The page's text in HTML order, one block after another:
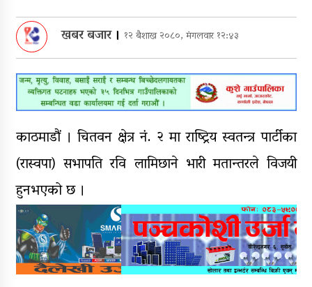
‘नागढुंगा-सिस्नेखोला सुरुङमार्ग’
सञ्चालनमा, शुल्कदर यस्तो छ…
पुन: एमाले-नेकपा सहकार्यमा, प्रदेशको
भागबण्डा यस्तो छ…
आठ लाख २१ हजार घुससहित सिँचाइ
डिभिजन सर्लाहीका प्रमुख र अधिकृत
घरमाथि पहिरो खस्दा ३ वर्षीय बालकको
मृत्यु, दुई घाइते
खबर बजार। १२ बैशाख २०८०, मंगलवार १२:४३
काठमाडौं । चितवन क्षेत्र नं. २ मा राष्ट्रिय स्वतन्त्र पार्टीका
(रास्वपा) सभापति रवि लामिछाने भारी मतान्तरले विजयी
हुनभएको छ ।